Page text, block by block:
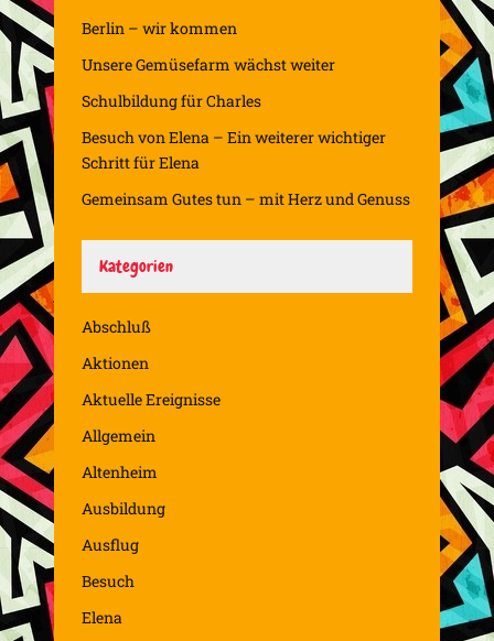
Berlin – wir kommen
Unsere Gemüsefarm wächst weiter
Schulbildung für Charles
Besuch von Elena – Ein weiterer wichtiger
Schritt für Elena
Gemeinsam Gutes tun – mit Herz und Genuss
Kategorien
Abschluß
Aktionen
Aktuelle Ereignisse
Allgemein
Altenheim
Ausbildung
Ausflug
Besuch
Elena